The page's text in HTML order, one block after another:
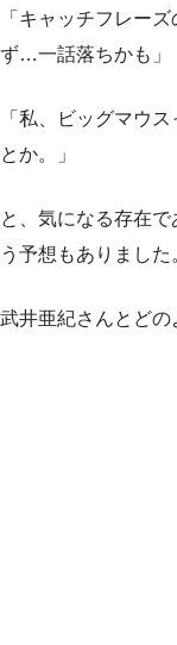
「キャッチフレー
ず…一話落ちかも」
「私、ビッグマウ
とか。」
と、気になる存在
う予想もありました
武井亜紀さんとどの